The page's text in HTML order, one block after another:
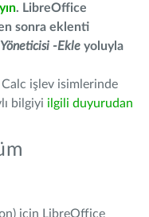
. LibreOffice
sonra eklenti
-Ekle yoluyla
Calc işlev isimlerinde
bilgiyi ilgili duyurudan
için LibreOffice